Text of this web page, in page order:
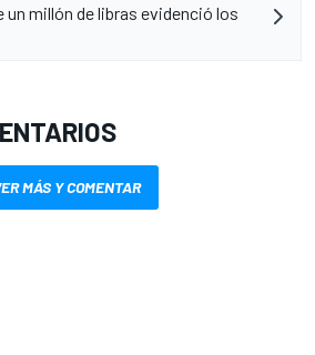
un millón de libras evidenció los
MÁS Y COMENTAR